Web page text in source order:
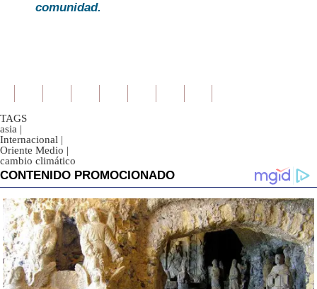
comunidad.
TAGS
asia |
Internacional |
Oriente Medio |
cambio climático